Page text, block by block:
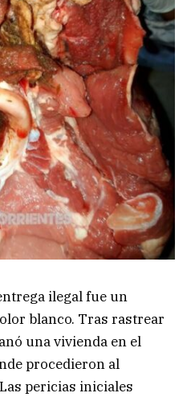
ilegal fue un
blanco. Tras rastrear
una vivienda en el
procedieron al
pericias iniciales